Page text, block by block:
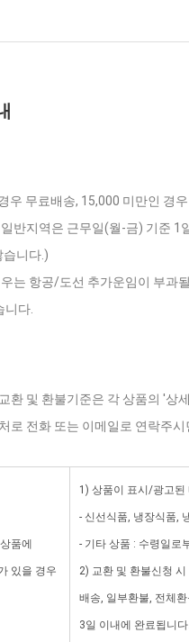
우 무료배송, 15,000 미만인 경
반지역은 근무일(월-금) 기준
습니다.)
는 항공/도선 추가운임이 부과
니다.
환 및 환불기준은 각 상품의 '상
로 전화 또는 이메일로 연락주
상품에
있을 경우
1) 상품이 표시/광고된
- 신선식품, 냉장식품,
- 기타 상품 : 수령일로
2) 교환 및 환불신청
배송, 일부환불, 전체
3일 이내에 완료됩니